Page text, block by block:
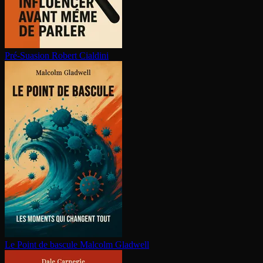
Pré-Suasion Robert Cialdini
Le Point de bascule Malcolm Gladwell